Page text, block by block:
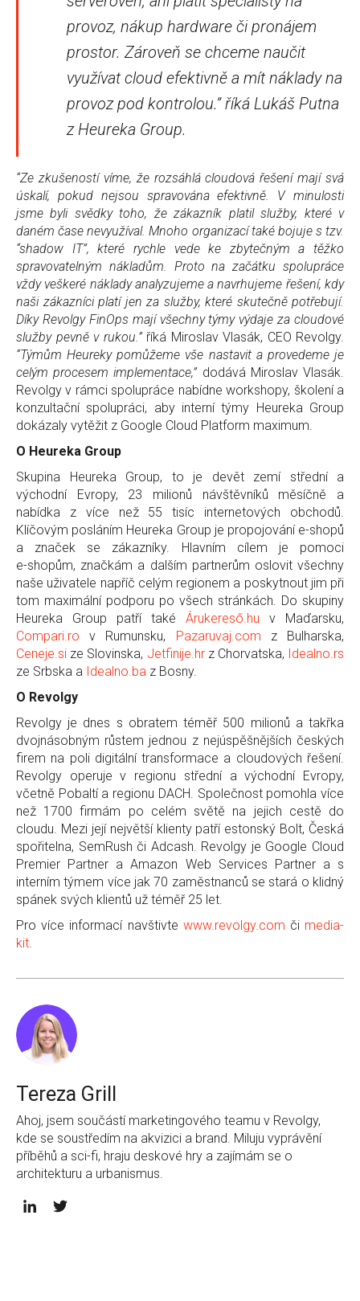
provoz, nákup hardware či pronájem
prostor. Zároveň se chceme naučit
využívat cloud efektivně a mít náklady na
provoz pod kontrolou.” říká Lukáš Putna
z Heureka Group.
“Ze zkušeností víme, že rozsáhlá cloudová řešení mají svá
úskalí, pokud nejsou spravována efektivně. V minulosti
jsme byli svědky toho, že zákazník platil služby, které v
daném čase nevyužíval. Mnoho organizací také bojuje s tzv.
“shadow IT”, které rychle vede ke zbytečným a těžko
spravovatelným nákladům. Proto na začátku spolupráce
vždy veškeré náklady analyzujeme a navrhujeme řešení, kdy
naši zákazníci platí jen za služby, které skutečně potřebují.
Díky Revolgy FinOps mají všechny týmy výdaje za cloudové
služby pevně v rukou.”říká Miroslav Vlasák, CEO Revolgy.
“Týmům Heureky pomůžeme vše nastavit a provedeme je
celým procesem implementace,”dodává Miroslav Vlasák.
Revolgy v rámci spolupráce nabídne workshopy, školení a
konzultační spolupráci, aby interní týmy Heureka Group
dokázaly vytěžit z Google Cloud Platform maximum.
O Heureka Group
Skupina Heureka Group, to je devět zemí střední a
východní Evropy, 23 milionů návštěvníků měsíčně a
nabídka z více než 55 tisíc internetových obchodů.
Klíčovým posláním Heureka Group je propojování e‑shopů
a značek se zákazníky. Hlavním cílem je pomoci
e‑shopům, značkám a dalším partnerům oslovit všechny
naše uživatele napříč celým regionem a poskytnout jim při
tom maximální podporu po všech stránkách. Do skupiny
Heureka Group patří také Árukereső.hu v Maďarsku,
Compari.ro v Rumunsku, Pazaruvaj.com z Bulharska,
Ceneje.si ze Slovinska, Jetfinije.hrz Chorvatska, Idealno.rs
ze Srbska a Idealno.ba z Bosny.
O Revolgy
Revolgy je dnes s obratem téměř 500 milionů a takřka
dvojnásobným růstem jednou z nejúspěšnějších českých
firem na poli digitální transformace a cloudových řešení.
Revolgy operuje v regionu střední a východní Evropy,
včetně Pobaltí a regionu DACH. Společnost pomohla více
než 1700 firmám po celém světě na jejich cestě do
cloudu. Mezi její největší klienty patří estonský Bolt, Česká
spořitelna, SemRush či Adcash. Revolgy je Google Cloud
Premier Partner a Amazon Web Services Partner a s
interním týmem více jak 70 zaměstnanců se stará o klidný
spánek svých klientů už téměř 25 let.
Pro více informací navštivte www.revolgy.com či media-
kit
Tereza Grill
Ahoj, jsem součástí marketingového teamu v Revolgy,
kde se soustředím na akvizici a brand. Miluju vyprávění
příběhů a sci-fi, hraju deskové hry a zajímám se o
architekturu a urbanismus.